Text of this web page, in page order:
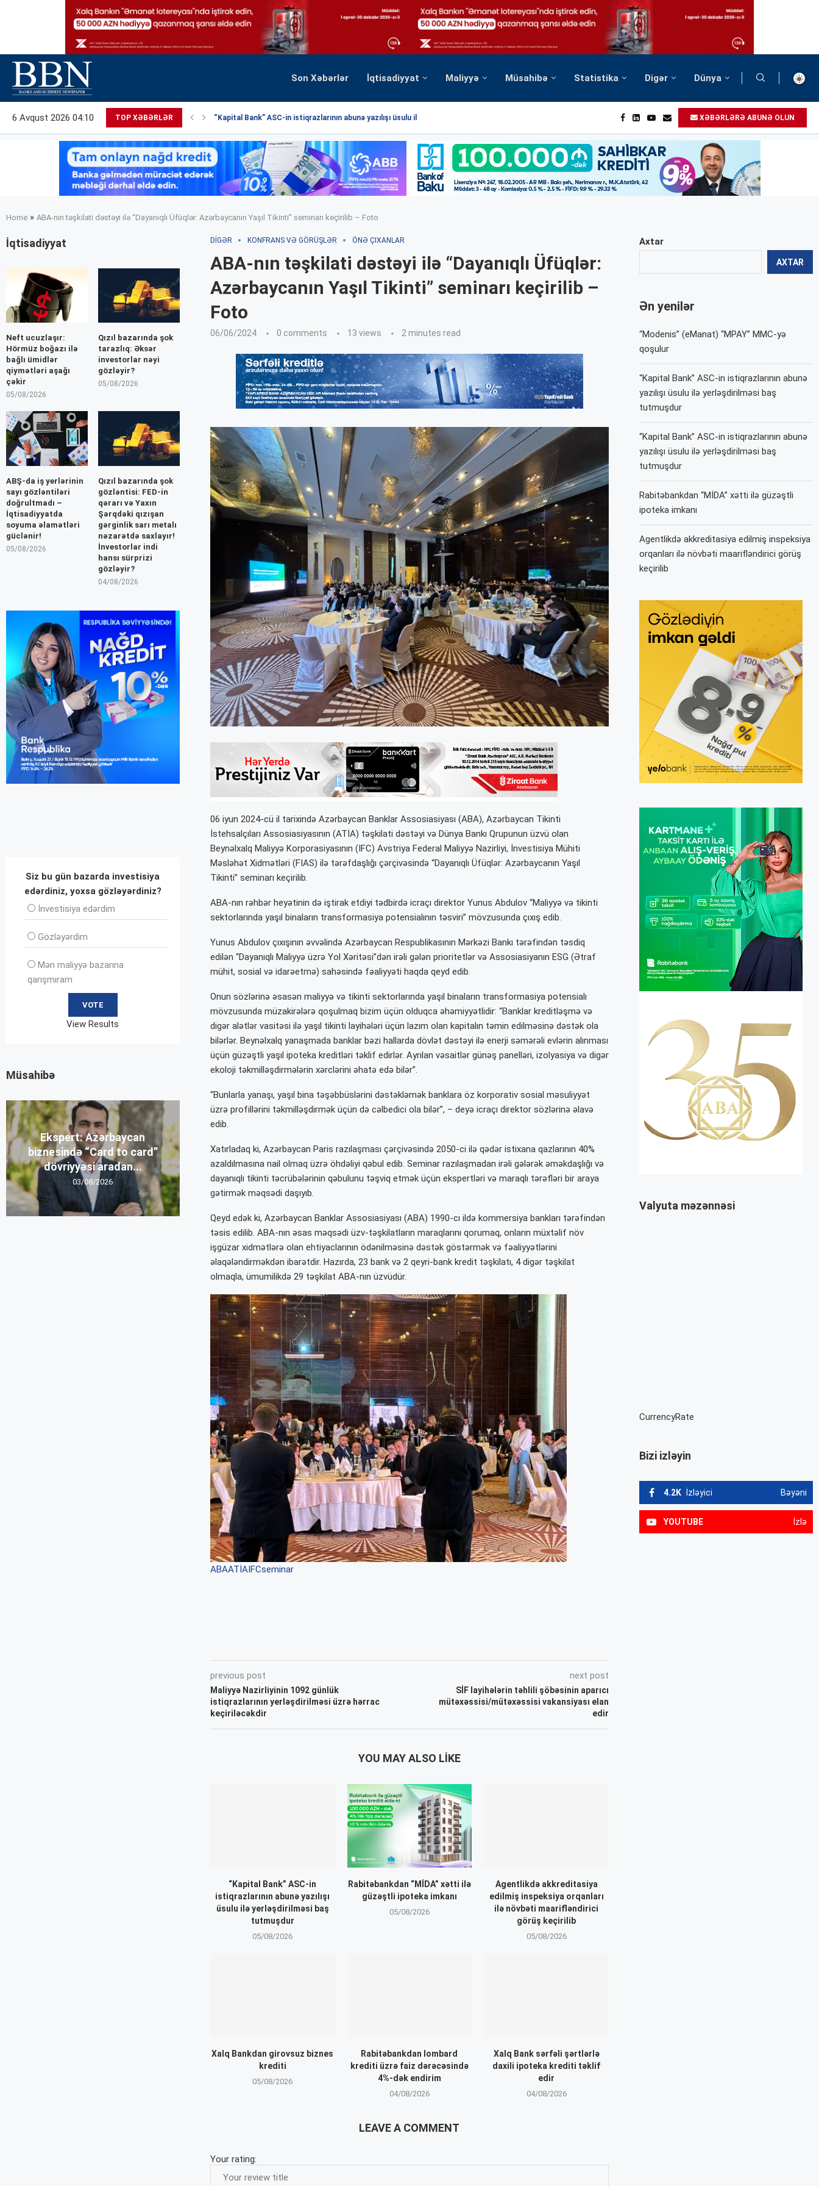
Son Xəbərlər İqtisadiyyat Maliyyə Müsahibə Statistika Digər Dünya
6 Avqust 2026 04:10 TOP XƏBƏRLƏR “Kapital Bank” ASC-in istiqrazlarının abunə yazılışı üsulu ilə... XƏBƏRLƏRƏ ABUNƏ OLUN
Home » ABA-nın təşkilati dəstəyi ilə “Dayanıqlı Üfüqlər: Azərbaycanın Yaşıl Tikinti” seminarı keçirilib – Foto
DIGƏR KONFRANS VƏ GÖRÜŞLƏR ÖNƏ ÇIXANLAR
ABA-nın təşkilati dəstəyi ilə “Dayanıqlı Üfüqlər:
Azərbaycanın Yaşıl Tikinti” seminarı keçirilib –
Foto
06/06/2024 0 comments 13 views 2 minutes read
06 iyun 2024-cü il tarixində Azərbaycan Banklar Assosiasiyası (ABA), Azərbaycan Tikinti
İstehsalçıları Assosiasiyasının (ATİA) təşkilati dəstəyi və Dünya Bankı Qrupunun üzvü olan
Beynəlxalq Maliyyə Korporasiyasının (IFC) Avstriya Federal Maliyyə Nazirliyi, İnvestisiya Mühiti
Məsləhət Xidmətləri (FIAS) ilə tərəfdaşlığı çərçivəsində “Dayanıqlı Üfüqlər: Azərbaycanın Yaşıl
Tikinti” seminarı keçirilib.
ABA-nın rəhbər heyətinin də iştirak etdiyi tədbirdə icraçı direktor Yunus Abdulov “Maliyyə və tikinti
sektorlarında yaşıl binaların transformasiya potensialının təsviri” mövzusunda çıxış edib.
Yunus Abdulov çıxışının əvvəlində Azərbaycan Respublikasının Mərkəzi Bankı tərəfindən təsdiq
edilən “Dayanıqlı Maliyyə üzrə Yol Xəritəsi”dən irəli gələn prioritetlər və Assosiasiyanın ESG (Ətraf
mühit, sosial və idarəetmə) sahəsində fəaliyyəti haqda qeyd edib.
Onun sözlərinə əsasən maliyyə və tikinti sektorlarında yaşıl binaların transformasiya potensialı
mövzusunda müzakirələrə qoşulmaq bizim üçün olduqca əhəmiyyətlidir: “Banklar kreditləşmə və
digər alətlər vasitəsi ilə yaşıl tikinti layihələri üçün lazım olan kapitalın təmin edilməsinə dəstək ola
bilərlər. Beynəlxalq yanaşmada banklar bəzi hallarda dövlət dəstəyi ilə enerji səmərəli evlərin alınması
üçün güzəştli yaşıl ipoteka kreditləri təklif edirlər. Ayrılan vəsaitlər günəş panelləri, izolyasiya və digər
ekoloji təkmilləşdirmələrin xərclərini əhatə edə bilər”.
“Bunlarla yanaşı, yaşıl bina təşəbbüslərini dəstəkləmək banklara öz korporativ sosial məsuliyyət
üzrə profillərini təkmilləşdirmək üçün də cəlbedici ola bilər”, – deyə icraçı direktor sözlərinə əlavə
edib.
Xatırladaq ki, Azərbaycan Paris razılaşması çərçivəsində 2050-ci ilə qədər istixana qazlarının 40%
azaldılmasına nail olmaq üzrə öhdəliyi qəbul edib. Seminar razılaşmadan irəli gələrək əməkdaşlığı və
dayanıqlı tikinti təcrübələrinin qəbulunu təşviq etmək üçün ekspertləri və maraqlı tərəfləri bir araya
gətirmək məqsədi daşıyıb.
Qeyd edək ki, Azərbaycan Banklar Assosiasiyası (ABA) 1990-cı ildə kommersiya bankları tərəfindən
təsis edilib. ABA-nın əsas məqsədi üzv-təşkilatların maraqlarını qorumaq, onların müxtəlif növ
işgüzar xidmətlərə olan ehtiyaclarının ödənilməsinə dəstək göstərmək və fəaliyyətlərini
əlaqələndirməkdən ibarətdir. Hazırda, 23 bank və 2 qeyri-bank kredit təşkilatı, 4 digər təşkilat
olmaqla, ümumilikdə 29 təşkilat ABA-nın üzvüdür.
ABAATİAIFCseminar
previous post
Maliyyə Nazirliyinin 1092 günlük
istiqrazlarının yerləşdirilməsi üzrə hərrac
keçiriləcəkdir
next post
SİF layihələrin təhlili şöbəsinin aparıcı
mütəxəssisi/mütəxəssisi vakansiyası elan
edir
YOU MAY ALSO LIKE
“Kapital Bank” ASC-in
istiqrazlarının abunə yazılışı
üsulu ilə yerləşdirilməsi baş
tutmuşdur
05/08/2026
Rabitəbankdan “MİDA” xətti ilə
güzəştli ipoteka imkanı
05/08/2026
Agentlikdə akkreditasiya
edilmiş inspeksiya orqanları
ilə növbəti maarifləndirici
görüş keçirilib
05/08/2026
Xalq Bankdan girovsuz biznes
krediti
05/08/2026
Rabitəbankdan lombard
krediti üzrə faiz dərəcəsində
4%-dək endirim
04/08/2026
Xalq Bank sərfəli şərtlərlə
daxili ipoteka krediti təklif
edir
04/08/2026
LEAVE A COMMENT
Your rating:
Axtar
AXTAR
Ən yenilər
“Modenis” (eManat) “MPAY” MMC-yə
qoşulur
“Kapital Bank” ASC-in istiqrazlarının abunə
yazılışı üsulu ilə yerləşdirilməsi baş
tutmuşdur
“Kapital Bank” ASC-in istiqrazlarının abunə
yazılışı üsulu ilə yerləşdirilməsi baş
tutmuşdur
Rabitəbankdan “MİDA” xətti ilə güzəştli
ipoteka imkanı
Agentlikdə akkreditasiya edilmiş inspeksiya
orqanları ilə növbəti maarifləndirici görüş
keçirilib
Valyuta məzənnəsi
CurrencyRate
Bizi izləyin
4.2K İzləyici Bəyəni
YOUTUBE İzlə
İqtisadiyyat
Neft ucuzlaşır:
Hörmüz boğazı ilə
bağlı ümidlər
qiymətləri aşağı
çəkir
05/08/2026
Qızıl bazarında şok
tarazlıq: Əksər
investorlar nəyi
gözləyir?
05/08/2026
ABŞ-da iş yerlərinin
sayı gözləntiləri
doğrultmadı –
İqtisadiyyatda
soyuma əlamətləri
güclənir!
05/08/2026
Qızıl bazarında şok
gözləntisi: FED-in
qərarı və Yaxın
Şərqdəki qızışan
gərginlik sarı metalı
nəzarətdə saxlayır!
İnvestorlar indi
hansı sürprizi
gözləyir?
04/08/2026
Siz bu gün bazarda investisiya
edərdiniz, yoxsa gözləyərdiniz?
İnvеstisiya edərdim
Gözləyərdim
Mən maliyyə bazarına
qarışmıram
View Results
Müsahibə
Ekspert: Azərbaycan
biznesində “Card to card”
dövriyyəsi aradan...
03/08/2026